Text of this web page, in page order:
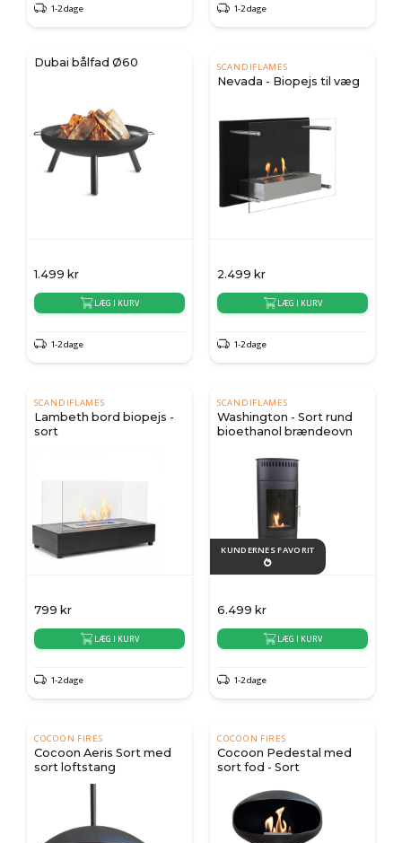
1-2 dage 1-2 dage
Dubai bålfad Ø60
1.499 kr
LÆG I KURV
1-2 dage
SCANDIFLAMES
Nevada - Biopejs til væg
2.499 kr
LÆG I KURV
1-2 dage
SCANDIFLAMES
Lambeth bord biopejs -
sort
799 kr
LÆG I KURV
1-2 dage
SCANDIFLAMES
Washington - Sort rund
bioethanol brændeovn
KUNDERNES FAVORIT

6.499 kr
LÆG I KURV
1-2 dage
COCOON FIRES
Cocoon Aeris Sort med
sort loftstang
COCOON FIRES
Cocoon Pedestal med
sort fod - Sort